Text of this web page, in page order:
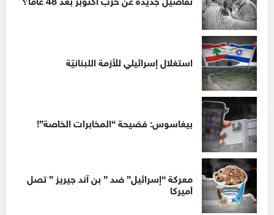
تفاصيل جديدة عن حرب أكتوبر بعد 48 عامًا؟
استغلال إسرائيلي للأزمة اللبنانيّة
بيغاسوس: فضيحة “المخابرات الخاصة”!
معركة “إسرائيل” ضد ” بن آند جيريز ” تصل
أميركا